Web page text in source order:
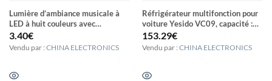
Lumière d’ambiance musicale à
LED à huit couleurs avec
commande vocale pour voiture,
spécification : télécommande USB
5 V La commande du jour avant
même jour
3.40€
Vendu par : CHINA ELECTRONICS
Réfrigérateur multifonction pour
voiture Yesido VC09, capacité :
28 L (noir)
153.29€
Vendu par : CHINA ELECTRONICS